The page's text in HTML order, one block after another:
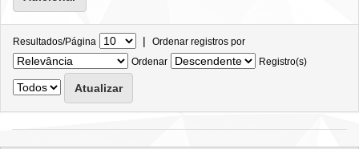
Resultados/Página | Ordenar registros por
Ordenar
Registro(s)